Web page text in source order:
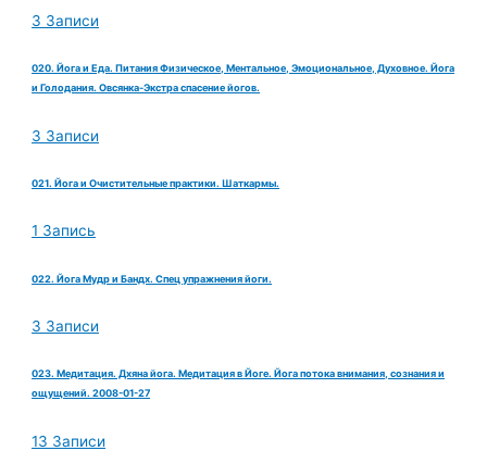
3 Записи
020. Йога и Еда. Питания Физическое, Ментальное, Эмоциональное, Духовное. Йога
и Голодания. Овсянка-Экстра спасение йогов.
3 Записи
021. Йога и Очистительные практики. Шаткармы.
1 Запись
022. Йога Мудр и Бандх. Спец упражнения йоги.
3 Записи
023. Медитация. Дхяна йога. Медитация в Йоге. Йога потока внимания, сознания и
ощущений. 2008-01-27
13 Записи